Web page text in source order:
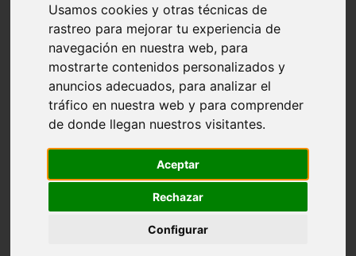
Usamos cookies y otras técnicas de
rastreo para mejorar tu experiencia de
navegación en nuestra web, para
mostrarte contenidos personalizados y
anuncios adecuados, para analizar el
tráfico en nuestra web y para comprender
de donde llegan nuestros visitantes.
Aceptar
Rechazar
Configurar
c generalidades del pais
c mendoza
c neuquen
c provincias
c rio negro
c santa fe
c tierra de fuego
c tucuman
c zona austral
gijon
live